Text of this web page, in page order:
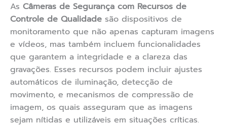
As Câmeras de Segurança com Recursos de
Controle de Qualidade são dispositivos de
monitoramento que não apenas capturam imagens
e vídeos, mas também incluem funcionalidades
que garantem a integridade e a clareza das
gravações. Esses recursos podem incluir ajustes
automáticos de iluminação, detecção de
movimento, e mecanismos de compressão de
imagem, os quais asseguram que as imagens
sejam nítidas e utilizáveis em situações críticas.